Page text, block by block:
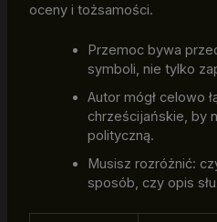
oceny i tożsamości.
Przemoc bywa
symboli, nie tylko
Autor mógł celowo
chrześcijańskie, by
polityczną.
Musisz rozróżnić:
sposób, czy opis